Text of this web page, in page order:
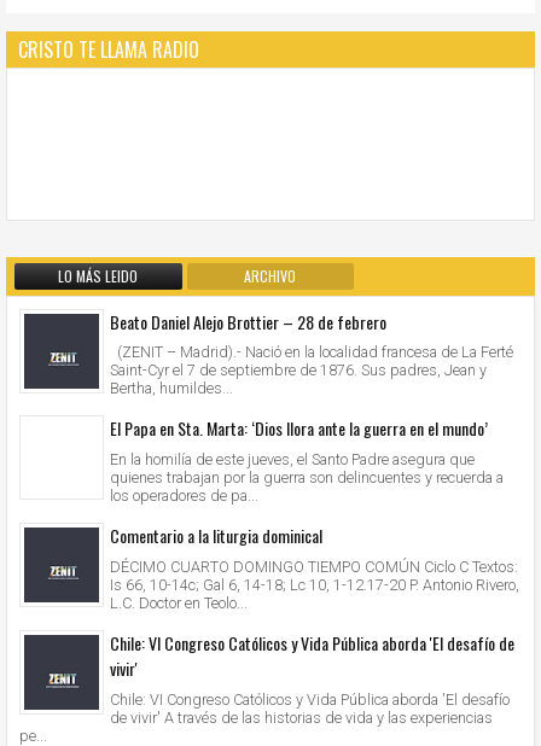
CRISTO TE LLAMA RADIO
LO MÁS LEIDO ARCHIVO
Beato Daniel Alejo Brottier – 28 de febrero
(ZENIT – Madrid).- Nació en la localidad francesa de La Ferté
Saint-Cyr el 7 de septiembre de 1876. Sus padres, Jean y
Bertha, humildes...
El Papa en Sta. Marta: ‘Dios llora ante la guerra en el mundo’
En la homilía de este jueves, el Santo Padre asegura que
quienes trabajan por la guerra son delincuentes y recuerda a
los operadores de pa...
Comentario a la liturgia dominical
DÉCIMO CUARTO DOMINGO TIEMPO COMÚN Ciclo C Textos:
Is 66, 10-14c; Gal 6, 14-18; Lc 10, 1-12.17-20 P. Antonio Rivero,
L.C. Doctor en Teolo...
Chile: VI Congreso Católicos y Vida Pública aborda 'El desafío de
vivir'
Chile: VI Congreso Católicos y Vida Pública aborda 'El desafío
de vivir' A través de las historias de vida y las experiencias
pe...